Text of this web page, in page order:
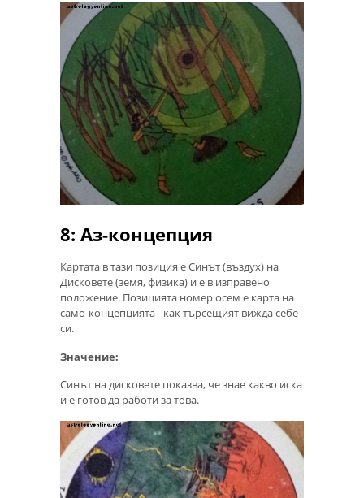
8: Аз-концепция
Картата в тази позиция е Синът (въздух) на
Дисковете (земя, физика) и е в изправено
положение. Позицията номер осем е карта на
само-концепцията - как търсещият вижда себе
си.
Значение:
Синът на дисковете показва, че знае какво иска
и е готов да работи за това.